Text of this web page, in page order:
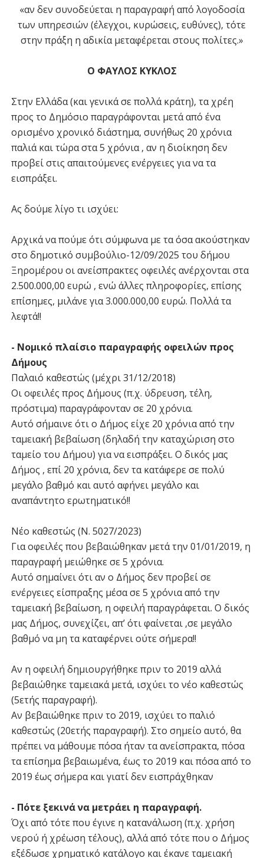
«αν δεν συνοδεύεται η παραγραφή από λογοδοσία
των υπηρεσιών (έλεγχοι, κυρώσεις, ευθύνες), τότε
στην πράξη η αδικία μεταφέρεται στους πολίτες.»
Ο ΦΑΥΛΟΣ ΚΥΚΛΟΣ
Στην Ελλάδα (και γενικά σε πολλά κράτη), τα χρέη
προς το Δημόσιο παραγράφονται μετά από ένα
ορισμένο χρονικό διάστημα, συνήθως 20 χρόνια
παλιά και τώρα στα 5 χρόνια , αν η διοίκηση δεν
προβεί στις απαιτούμενες ενέργειες για να τα
εισπράξει.
Ας δούμε λίγο τι ισχύει:
Αρχικά να πούμε ότι σύμφωνα με τα όσα ακούστηκαν
στο δημοτικό συμβούλιο-12/09/2025 του δήμου
Ξηρομέρου οι ανείσπρακτες οφειλές ανέρχονται στα
2.500.000,00 ευρώ , ενώ άλλες πληροφορίες, επίσης
επίσημες, μιλάνε για 3.000.000,00 ευρώ. Πολλά τα
λεφτά!!
- Νομικό πλαίσιο παραγραφής οφειλών προς
Δήμους
Παλαιό καθεστώς (μέχρι 31/12/2018)
Οι οφειλές προς Δήμους (π.χ. ύδρευση, τέλη,
πρόστιμα) παραγράφονταν σε 20 χρόνια.
Αυτό σήμαινε ότι ο Δήμος είχε 20 χρόνια από την
ταμειακή βεβαίωση (δηλαδή την καταχώριση στο
ταμείο του Δήμου) για να εισπράξει. Ο δικός μας
Δήμος , επί 20 χρόνια, δεν τα κατάφερε σε πολύ
μεγάλο βαθμό και αυτό αφήνει μεγάλο και
αναπάντητο ερωτηματικό!!
Νέο καθεστώς (Ν. 5027/2023)
Για οφειλές που βεβαιώθηκαν μετά την 01/01/2019, η
παραγραφή μειώθηκε σε 5 χρόνια.
Αυτό σημαίνει ότι αν ο Δήμος δεν προβεί σε
ενέργειες είσπραξης μέσα σε 5 χρόνια από την
ταμειακή βεβαίωση, η οφειλή παραγράφεται. Ο δικός
μας Δήμος, συνεχίζει, απ’ ότι φαίνεται ,σε μεγάλο
βαθμό να μη τα καταφέρνει ούτε σήμερα!!
Αν η οφειλή δημιουργήθηκε πριν το 2019 αλλά
βεβαιώθηκε ταμειακά μετά, ισχύει το νέο καθεστώς
(5ετής παραγραφή).
Αν βεβαιώθηκε πριν το 2019, ισχύει το παλιό
καθεστώς (20ετής παραγραφή). Στο σημείο αυτό, θα
πρέπει να μάθουμε πόσα ήταν τα ανείσπρακτα, πόσα
τα επίσημα βεβαιωμένα, έως το 2019 και πόσα από το
2019 έως σήμερα και γιατί δεν εισπράχθηκαν
- Πότε ξεκινά να μετράει η παραγραφή.
Όχι από τότε που έγινε η κατανάλωση (π.χ. χρήση
νερού ή χρέωση τέλους), αλλά από τότε που ο Δήμος
εξέδωσε χρηματικό κατάλογο και έκανε ταμειακή